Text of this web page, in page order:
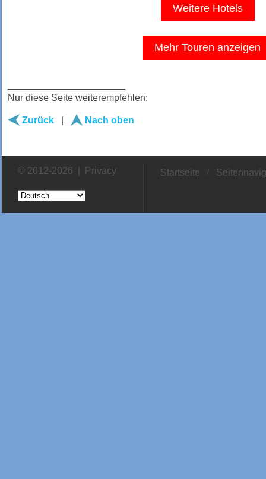
Weitere Hotels
Mehr Touren anzeigen
Nur diese Seite weiterempfehlen:
Zurück Nach oben
© 2012-2026 | Privacy Startseite